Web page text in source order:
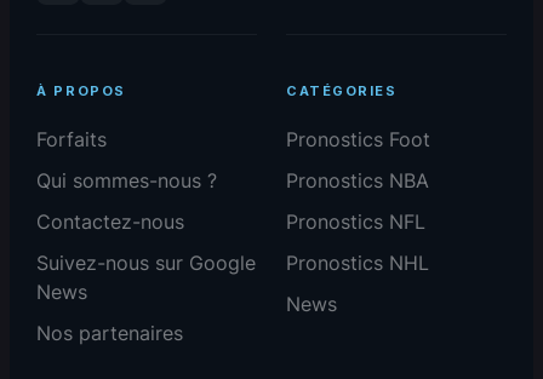
À PROPOS
Forfaits
Qui sommes-nous ?
Contactez-nous
Suivez-nous sur Google
News
Nos partenaires
CATÉGORIES
Pronostics Foot
Pronostics NBA
Pronostics NFL
Pronostics NHL
News